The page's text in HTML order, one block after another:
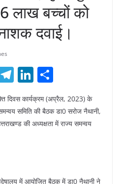
लाख बच्चों को
दवाई।
T
e
gr
Li
k
e
h
ar
e
दिवस कार्यक्रम (अप्रैल, 2023) के
समिति की बैठक डा0 सरोज नैथानी,
की अध्यक्षता में राज्य समन्वय
में आयोजित बैठक में डा0 नैथानी ने